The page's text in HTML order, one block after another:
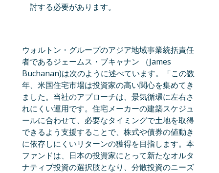
討する必要があります。
ウォルトン・グループのアジア地域事業統括責任
者であるジェームス・ブキャナン （James
Buchanan)は次のように述べています。「この数
年、米国住宅市場は投資家の高い関心を集めてき
ました。当社のアプローチは、景気循環に左右さ
れにくい運用です。住宅メーカーの建築スケジュ
ールに合わせて、必要なタイミングで土地を取得
できるよう支援することで、株式や債券の値動き
に依存しにくいリターンの獲得を目指します。本
ファンドは、日本の投資家にとって新たなオルタ
ナティブ投資の選択肢となり、分散投資のニーズ